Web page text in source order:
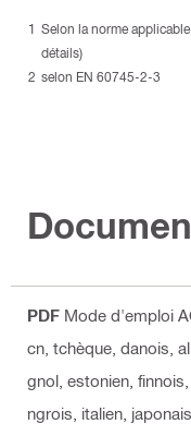
Selon la norme
détails)
selon EN 60745-2-3
PDF Mode d'emploi
cn, tchèque, danois,
gnol, estonien,
ngrois, italien,